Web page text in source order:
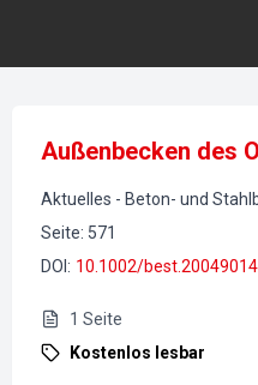
Außenbecken des
Aktuelles - Beton- und
Seite: 571
DOI : 10.1002/
1 Seite
Kostenlos lesbar